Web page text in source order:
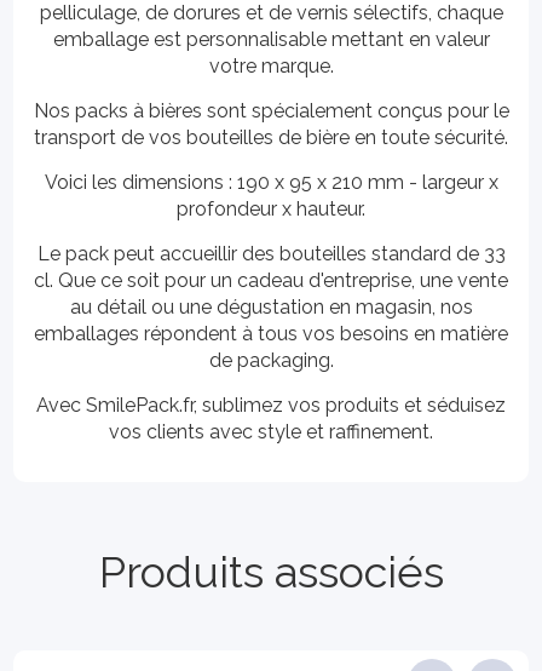
pelliculage, de dorures et de vernis sélectifs, chaque
emballage est personnalisable mettant en valeur
votre marque.
Nos packs à bières sont spécialement conçus pour le
transport de vos bouteilles de bière en toute sécurité.
Voici les dimensions : 190 x 95 x 210 mm - largeur x
profondeur x hauteur.
Le pack peut accueillir des bouteilles standard de 33
cl. Que ce soit pour un cadeau d'entreprise, une vente
au détail ou une dégustation en magasin, nos
emballages répondent à tous vos besoins en matière
de packaging.
Avec SmilePack.fr, sublimez vos produits et séduisez
vos clients avec style et raffinement.
Produits associés